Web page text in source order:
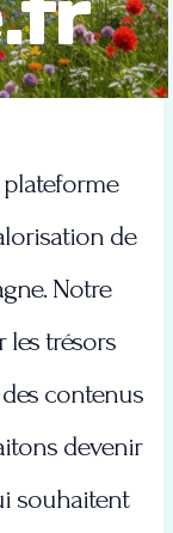
de
Notre
trésors
contenus
devenir
souhaitent